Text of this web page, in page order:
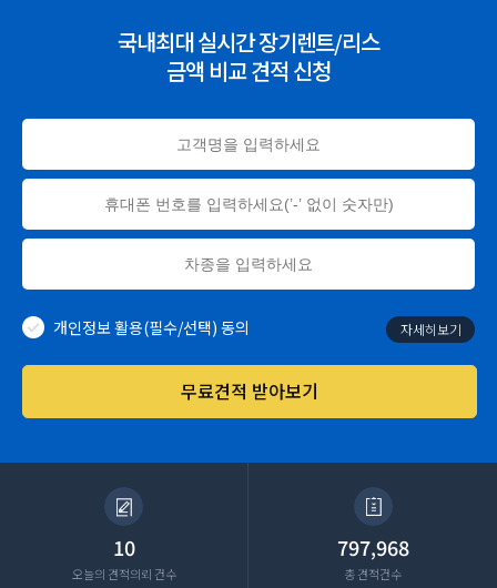
국내최대 실시간 장기렌트/리스
금액 비교 견적 신청
개인정보 활용(필수/선택) 동의 자세히보기
무료견적 받아보기
10
오늘의 견적의뢰 건수
797,968
총 견적건수